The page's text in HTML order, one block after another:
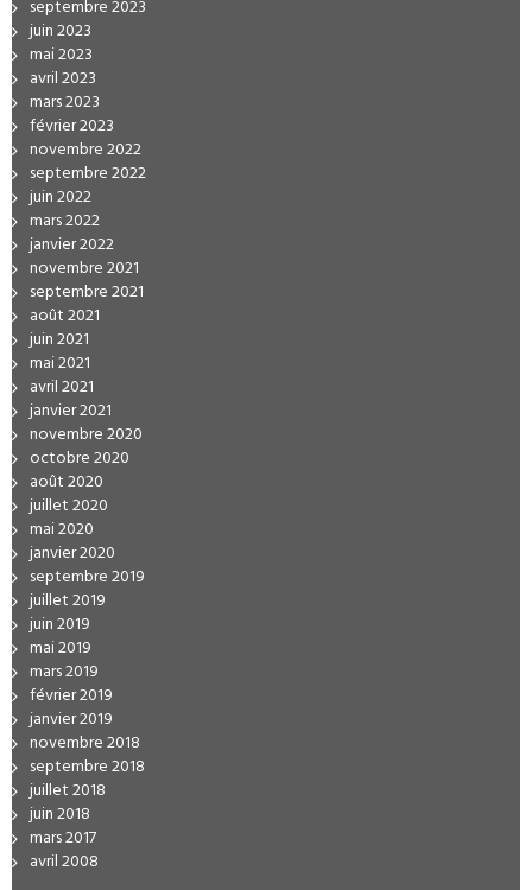
septembre 2023
juin 2023
mai 2023
avril 2023
mars 2023
février 2023
novembre 2022
septembre 2022
juin 2022
mars 2022
janvier 2022
novembre 2021
septembre 2021
août 2021
juin 2021
mai 2021
avril 2021
janvier 2021
novembre 2020
octobre 2020
août 2020
juillet 2020
mai 2020
janvier 2020
septembre 2019
juillet 2019
juin 2019
mai 2019
mars 2019
février 2019
janvier 2019
novembre 2018
septembre 2018
juillet 2018
juin 2018
mars 2017
avril 2008